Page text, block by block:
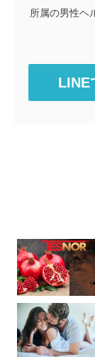
所属の男性ヘ
LINE